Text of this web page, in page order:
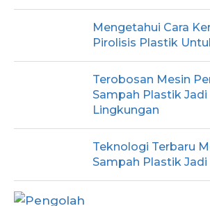
Mengetahui Cara
Pirolisis Plastik
Terobosan Mesin
Sampah Plastik
Lingkungan
Teknologi Terbaru
Sampah Plastik Jadi